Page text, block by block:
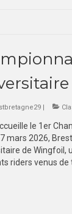
|
le 1er
mars 2026,
de Wingfoil,
riders venus de